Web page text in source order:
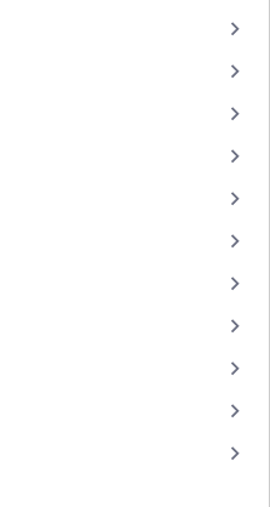
keyboard_arrow_right
keyboard_arrow_right
keyboard_arrow_right
keyboard_arrow_right
keyboard_arrow_right
keyboard_arrow_right
keyboard_arrow_right
keyboard_arrow_right
keyboard_arrow_right
keyboard_arrow_right
keyboard_arrow_right